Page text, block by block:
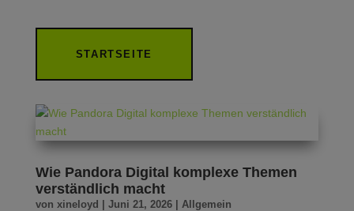
STARTSEITE
Wie Pandora Digital komplexe Themen
verständlich macht
von xineloyd Juni 21, 2026| Allgemein